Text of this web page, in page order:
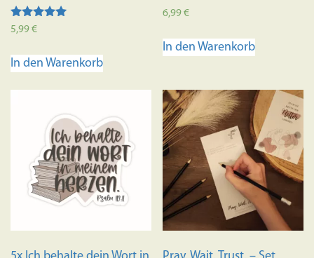
Bewertet mit
5.00
5,99€
In den Warenkorb
6,99€
In den Warenkorb